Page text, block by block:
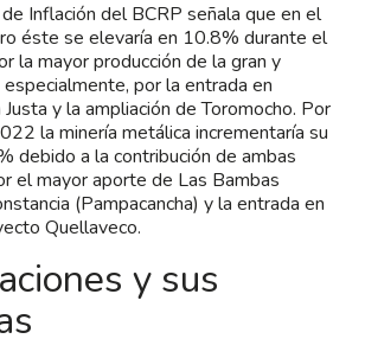
Inflación del BCRP señala que en el
éste se elevaría en 10.8% durante el
la mayor producción de la gran y
especialmente, por la entrada en
y la ampliación de Toromocho. Por
la minería metálica incrementaría su
debido a la contribución de ambas
el mayor aporte de Las Bambas
(Pampacancha) y la entrada en
Quellaveco.
y sus